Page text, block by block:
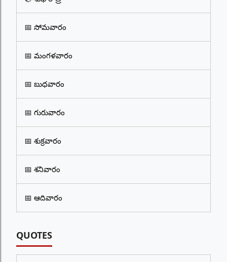
📅 సోమవారం
📅 మంగళవారం
📅 బుధవారం
📅 గురువారం
📅 శుక్రవారం
📅 శనివారం
📅 ఆదివారం
QUOTES